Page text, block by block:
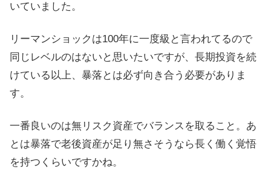
いていました。
リーマンショックは100年に一度級と言われてるので
同じレベルのはないと思いたいですが、長期投資を続
けている以上、暴落とは必ず向き合う必要がありま
す。
一番良いのは無リスク資産でバランスを取ること。あ
とは暴落で老後資産が足り無さそうなら長く働く覚悟
を持つくらいですかね。